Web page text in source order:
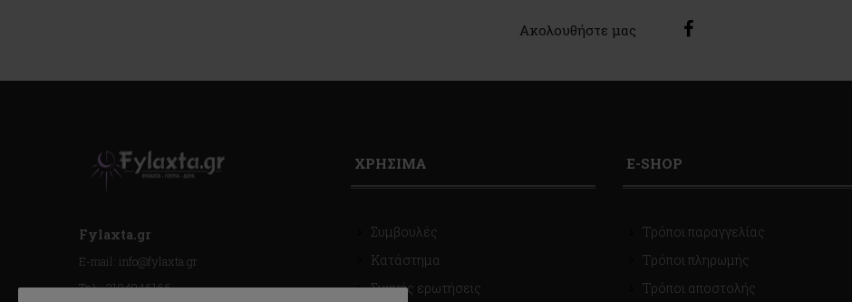
Ακολουθήστε μας
Fylaxta.gr
E-mail: info@fylaxta.gr
Τηλ.: 2104946166
ΧΡΗΣΙΜΑ
Συμβουλές
Κατάστημα
Συχνές ερωτήσεις
E-SHOP
Τρόποι παραγγελίας
Τρόποι πληρωμής
Τρόποι αποστολής